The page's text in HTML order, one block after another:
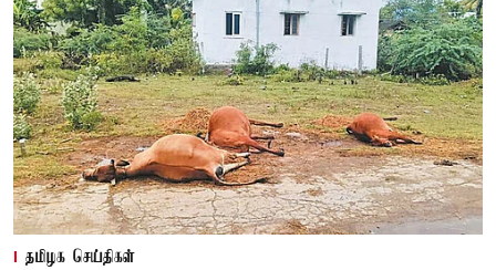
தமிழக செய்திகள்